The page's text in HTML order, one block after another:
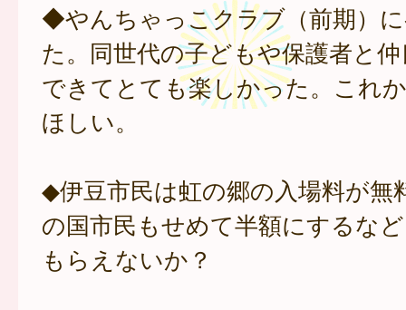
◆やんちゃっこクラブ（前期）
た。同世代の子どもや保護者と
できてとても楽しかった。これ
ほしい。
◆伊豆市民は虹の郷の入場料が無
の国市民もせめて半額にするな
もらえないか？